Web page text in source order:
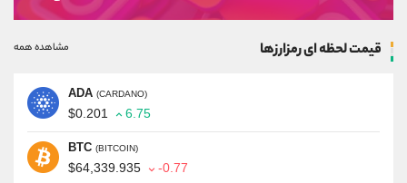
قیمت لحظه ای رمزارزها مشاهده همه
ADA (CARDANO)
$0.201 6.75
BTC (BITCOIN)
$64,339.935 -0.77